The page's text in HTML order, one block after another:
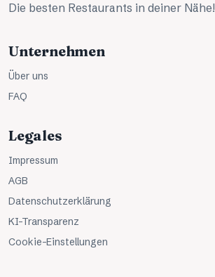
Die besten Restaurants in deiner Nähe!
Unternehmen
Über uns
FAQ
Legales
Impressum
AGB
Datenschutzerklärung
KI-Transparenz
Cookie-Einstellungen